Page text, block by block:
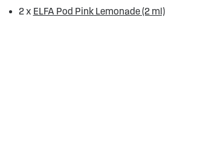
2 x ELFA Pod Pink Lemonade (2 ml)